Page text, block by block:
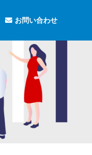
お問い合わせ